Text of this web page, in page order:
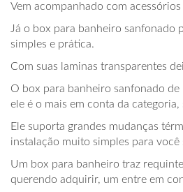
Vem acompanhado com
Já o box para banheiro sanfonado
simples e prática.
Com suas laminas transparentes
O box para banheiro sanfonado
ele é o mais em conta da
Ele suporta grandes mudanças
instalação muito simples para
Um box para banheiro traz
querendo adquirir, um entre em